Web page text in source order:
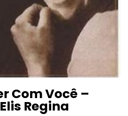
Com Você –
Regina